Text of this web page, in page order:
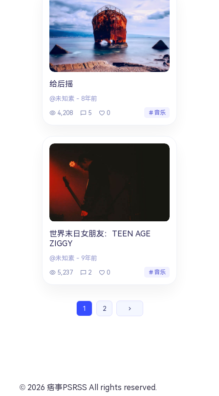
给后摇
@未知素 - 8年前
4,208
5 0 音乐
世界末日女朋友：TEEN AGE
ZIGGY
@未知素 - 9年前
5,237
2 0 音乐
1 2
© 2026 痞事PSRSS All rights reserved.